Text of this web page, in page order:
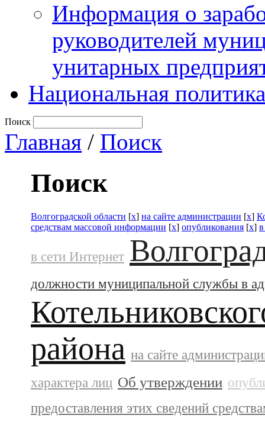
Информация о
руководителей
унитарных
Национальная политика
Поиск
Главная / Поиск
Поиск
Волгоградской области [x] на сайте администрации [x]
средствам массовой информации [x] опубликования [x]
в сети Интернет
должности муниципальной службы в
района на сайте
характера лиц Об утверждении
предоставления этих сведений